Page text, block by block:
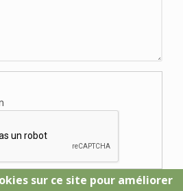
sur ce site pour améliorer